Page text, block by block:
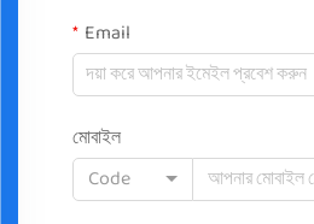
Email
মোবাইল
Code